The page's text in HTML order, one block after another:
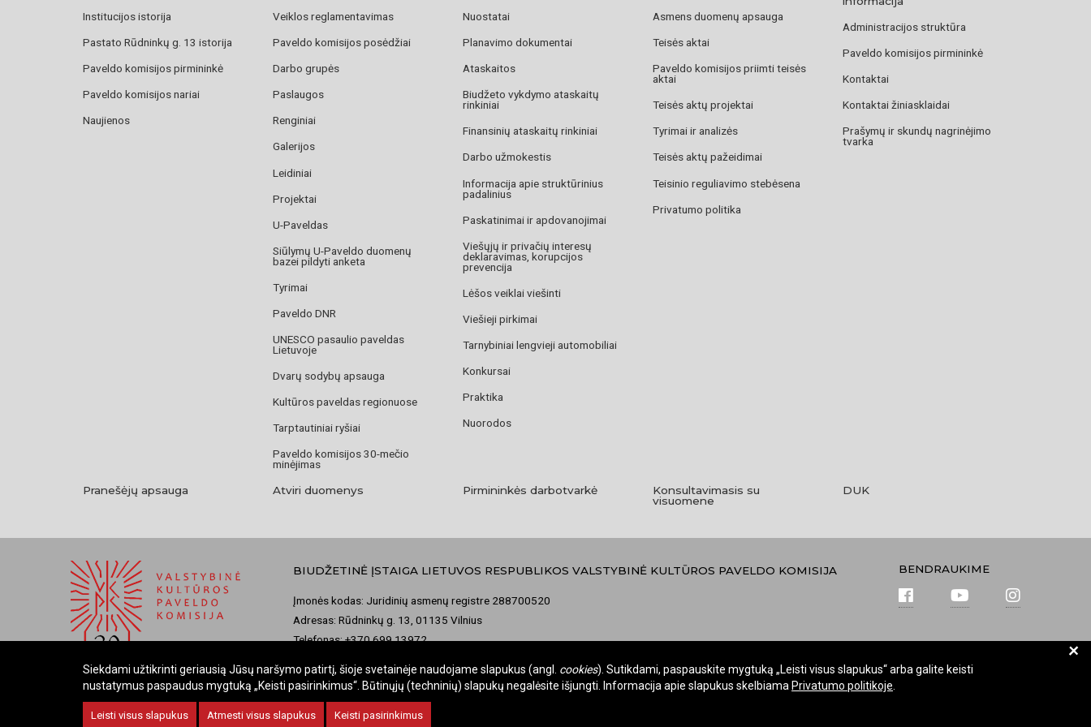
Institucijos istorija
Pastato Rūdninkų g. 13 istorija
Paveldo komisijos pirmininkė
Paveldo komisijos nariai
Naujienos
Veiklos reglamentavimas
Paveldo komisijos posėdžiai
Darbo grupės
Paslaugos
Renginiai
Galerijos
Leidiniai
Projektai
U-Paveldas
Siūlymų U-Paveldo duomenų
bazei pildyti anketa
Tyrimai
Paveldo DNR
UNESCO pasaulio paveldas
Lietuvoje
Dvarų sodybų apsauga
Kultūros paveldas regionuose
Tarptautiniai ryšiai
Paveldo komisijos 30-mečio
minėjimas
Nuostatai
Planavimo dokumentai
Ataskaitos
Biudžeto vykdymo ataskaitų
rinkiniai
Finansinių ataskaitų rinkiniai
Darbo užmokestis
Informacija apie struktūrinius
padalinius
Paskatinimai ir apdovanojimai
Viešųjų ir privačių interesų
deklaravimas, korupcijos
prevencija
Lėšos veiklai viešinti
Viešieji pirkimai
Tarnybiniai lengvieji automobiliai
Konkursai
Praktika
Nuorodos
Asmens duomenų apsauga
Teisės aktai
Paveldo komisijos priimti teisės
aktai
Teisės aktų projektai
Tyrimai ir analizės
Teisės aktų pažeidimai
Teisinio reguliavimo stebėsena
Privatumo politika
Administracijos struktūra
Paveldo komisijos pirmininkė
Kontaktai
Kontaktai žiniasklaidai
Prašymų ir skundų nagrinėjimo
tvarka
Pranešėjų apsauga Atviri duomenys Pirmininkės darbotvarkė
Konsultavimasis su
visuomene
DUK
BIUDŽETINĖ ĮSTAIGA LIETUVOS RESPUBLIKOS VALSTYBINĖ KULTŪROS PAVELDO KOMISIJA
Įmonės kodas: Juridinių asmenų registre 288700520
Adresas: Rūdninkų g. 13, 01135 Vilnius
Telefonas: +370 699 13972
BENDRAUKIME
© 2026 Valstybinė kultūros paveldo komisija. Visos teisės saugomos.
+
Siekdami užtikrinti geriausią Jūsų naršymo patirtį, šioje svetainėje naudojame slapukus (angl. cookies). Sutikdami, paspauskite mygtuką „Leisti visus slapukus“ arba galite keisti
nustatymus paspaudus mygtuką „Keisti pasirinkimus“. Būtinųjų (techninių) slapukų negalėsite išjungti. Informacija apie slapukus skelbiama Privatumo politikoje
Leisti visus slapukus Atmesti visus slapukus Keisti pasirinkimus